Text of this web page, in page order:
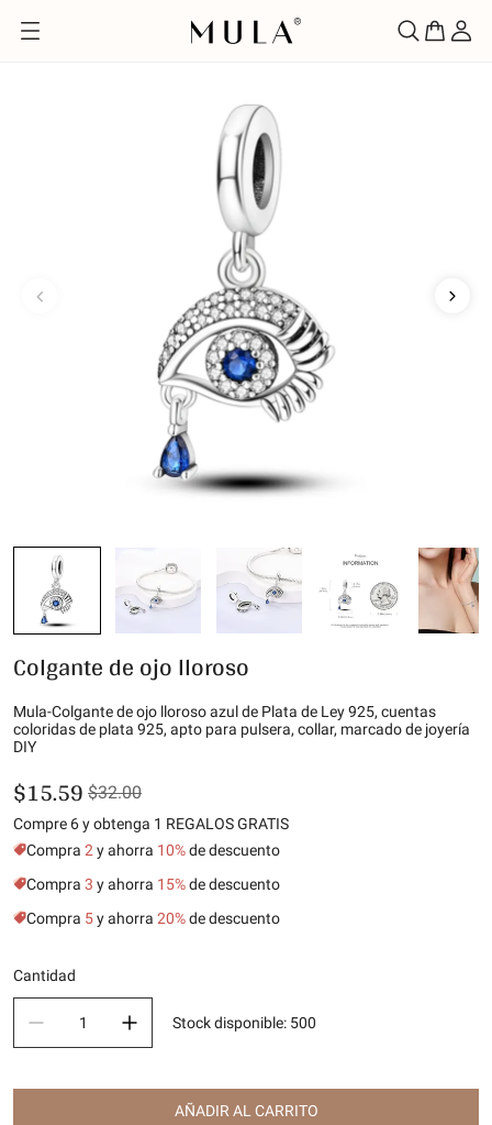
Colgante de ojo lloroso
Mula-Colgante de ojo lloroso azul de Plata de Ley 925, cuentas
coloridas de plata 925, apto para pulsera, collar, marcado de joyería
DIY
$15.59 $32.00
Compre 6 y obtenga 1 REGALOS GRATIS
Compra 2 y ahorra 10%de descuento
Compra 3 y ahorra 15%de descuento
Compra 5y ahorra 20%de descuento
Cantidad
Stock disponible: 500
AÑADIR AL CARRITO